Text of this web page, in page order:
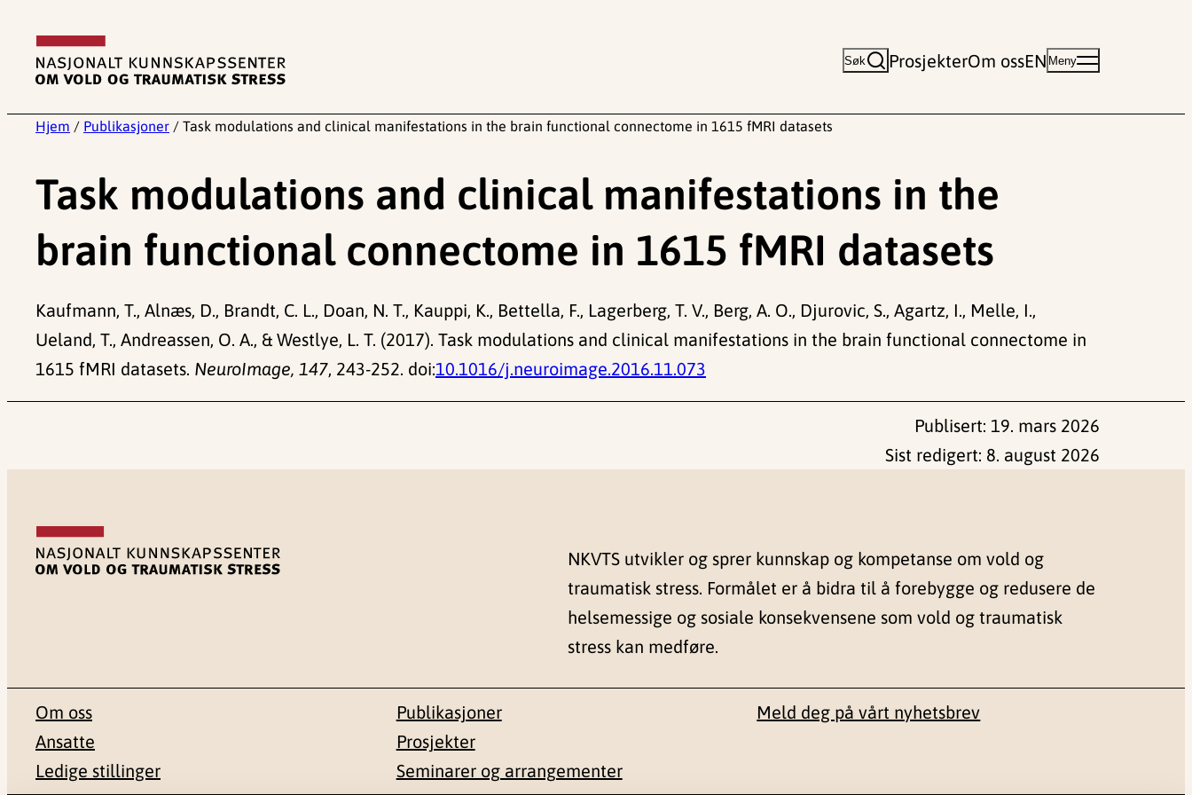
innhold
Søk ProsjekterOm ossEN Meny
Hjem / Publikasjoner / Task modulations and clinical manifestations in the brain functional connectome in 1615 fMRI datasets
Task modulations and clinical manifestations in the
brain functional connectome in 1615 fMRI datasets
Kaufmann, T., Alnæs, D., Brandt, C. L., Doan, N. T., Kauppi, K., Bettella, F., Lagerberg, T. V., Berg, A. O., Djurovic, S., Agartz, I., Melle, I.,
Ueland, T., Andreassen, O. A., & Westlye, L. T. (2017). Task modulations and clinical manifestations in the brain functional connectome in
1615 fMRI datasets. NeuroImage, 147, 243-252. doi:10.1016/j.neuroimage.2016.11.073
Publisert: 19. mars 2026
Sist redigert: 8. august 2026
NKVTS utvikler og sprer kunnskap og kompetanse om vold og
traumatisk stress. Formålet er å bidra til å forebygge og redusere de
helsemessige og sosiale konsekvensene som vold og traumatisk
stress kan medføre.
Om oss
Ansatte
Ledige stillinger
Publikasjoner
Prosjekter
Seminarer og arrangementer
Meld deg på vårt nyhetsbrev